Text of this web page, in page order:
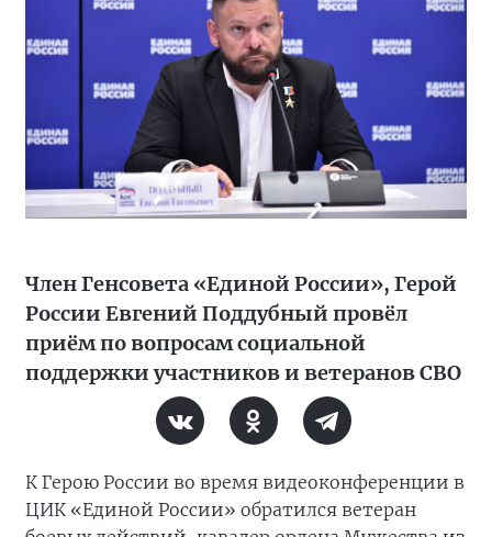
Член Генсовета «Единой России», Герой
России Евгений Поддубный провёл
приём по вопросам социальной
поддержки участников и ветеранов СВО
К Герою России во время видеоконференции в
ЦИК «Единой России» обратился ветеран